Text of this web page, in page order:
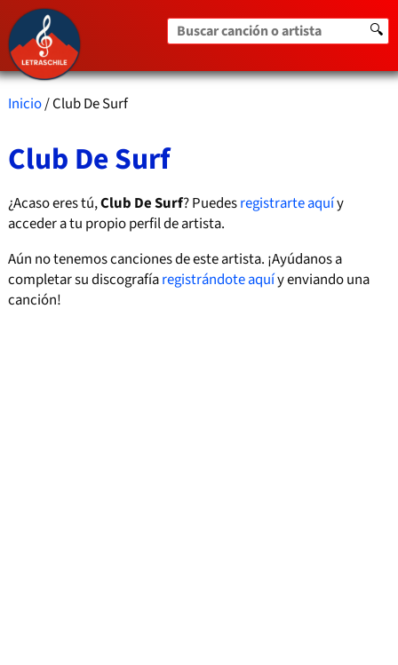
Buscar canción o artista 🔍
Inicio/ Club De Surf
Club De Surf
¿Acaso eres tú,Club De Surf? Puedesregistrarte aquíy
acceder a tu propio perfil de artista.
Aún no tenemos canciones de este artista. ¡Ayúdanos a
completar su discografíaregistrándote aquíy enviando una
canción!